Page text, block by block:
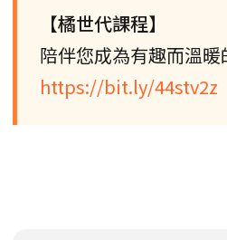
【橘世代課程】
陪伴您成為有趣而溫暖
https://bit.ly/44stv2z